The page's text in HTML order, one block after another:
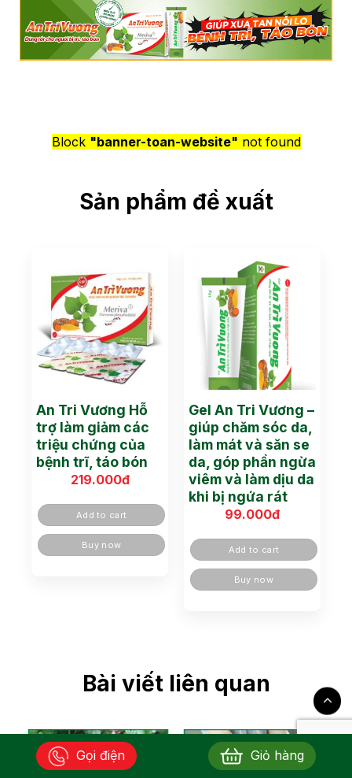
Block "banner-toan-website" not found
Sản phẩm đề xuất
An Tri Vương Hỗ
trợ làm giảm các
triệu chứng của
bệnh trĩ, táo bón
219.000đ
Add to cart
Buy now
Gel An Tri Vương –
giúp chăm sóc da,
làm mát và săn se
da, góp phần ngừa
viêm và làm dịu da
khi bị ngứa rát
99.000đ
Add to cart
Buy now
Bài viết liên quan
Gọi điện Giỏ hàng